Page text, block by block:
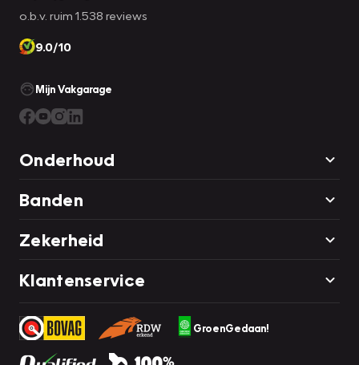
o.b.v. ruim 1.538 reviews
9.0/10
Mijn Vakgarage
Onderhoud
Banden
Zekerheid
Klantenservice
GroenGedaan!